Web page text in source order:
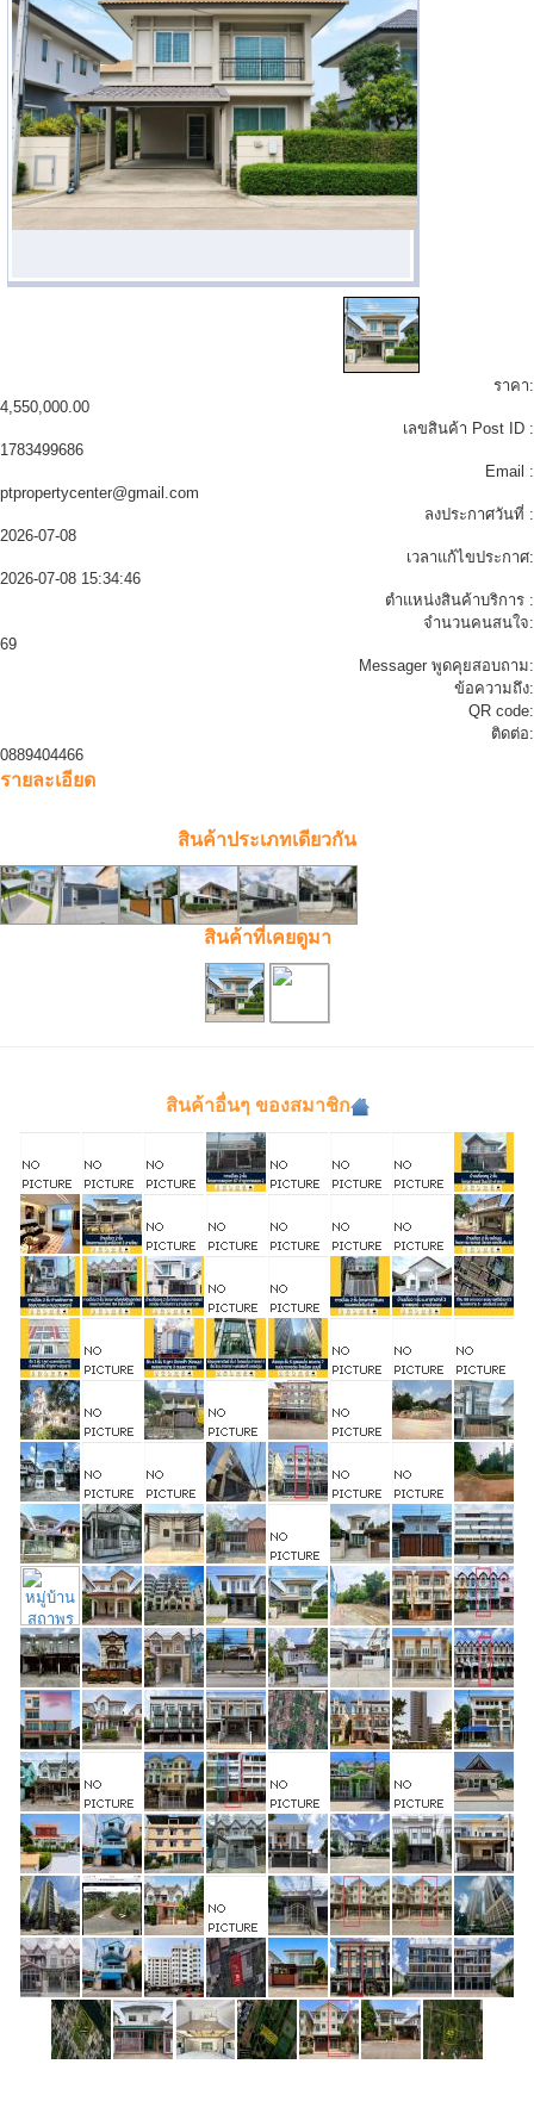
ราคา:
4,550,000.00
เลขสินค้า Post ID :
1783499686
Email :
ptpropertycenter@gmail.com
ลงประกาศวันที่ :
2026-07-08
เวลาแก้ไขประกาศ:
2026-07-08 15:34:46
ตำแหน่งสินค้าบริการ :
จำนวนคนสนใจ:
69
Messager พูดคุยสอบถาม:
ข้อความถึง:
QR code:
ติดต่อ:
0889404466
รายละเอียด
สินค้าประเภทเดียวกัน
สินค้าที่เคยดูมา
สินค้าอื่นๆ ของสมาชิก